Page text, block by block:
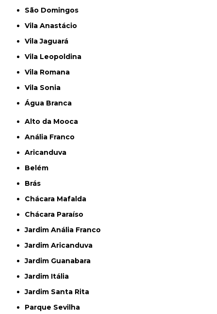
São Domingos
Vila Anastácio
Vila Jaguará
Vila Leopoldina
Vila Romana
Vila Sonia
Água Branca
Alto da Mooca
Anália Franco
Aricanduva
Belém
Brás
Chácara Mafalda
Chácara Paraíso
Jardim Anália Franco
Jardim Aricanduva
Jardim Guanabara
Jardim Itália
Jardim Santa Rita
Parque Sevilha